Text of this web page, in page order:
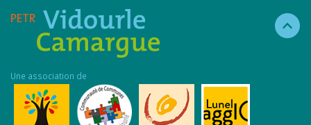
Une association de